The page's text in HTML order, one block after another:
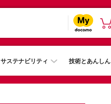
サステナビリティ 技術とあんしん